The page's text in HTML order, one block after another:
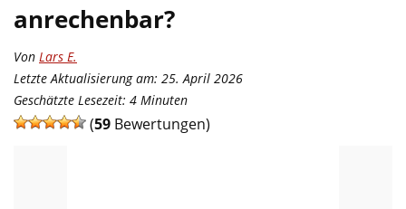
anrechenbar?
Von Lars E.
Letzte Aktualisierung am: 25. April 2026
Geschätzte Lesezeit: 4 Minuten
(59 Bewertungen)